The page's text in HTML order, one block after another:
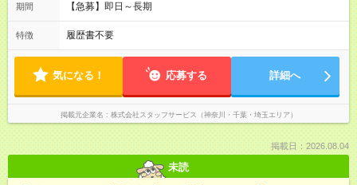
期間 【急募】即日～長期
特徴 履歴書不要
気になる！ 応募する 詳細へ
掲載元企業名 株式会社スタッフサービス（神奈川・千葉・埼玉エリア）
掲載日：2026.08.04
未読